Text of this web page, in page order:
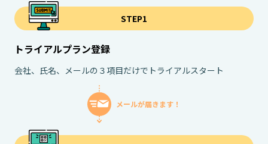
STEP1
トライアルプラン登録
会社、氏名、メールの３項目だけでトライアルスタート
メールが届きます！